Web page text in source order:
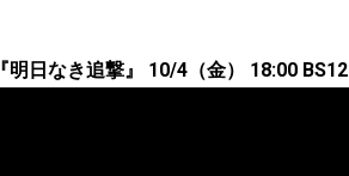
『明日なき追撃』 10/4（金） 18:00 BS12